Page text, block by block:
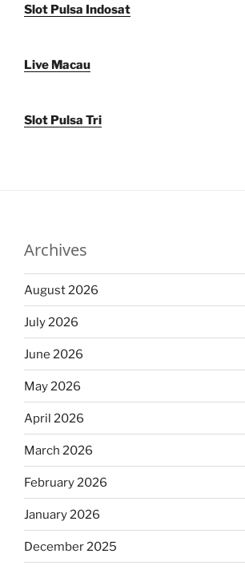
Slot Pulsa Indosat
Live Macau
Slot Pulsa Tri
Archives
August 2026
July 2026
June 2026
May 2026
April 2026
March 2026
February 2026
January 2026
December 2025